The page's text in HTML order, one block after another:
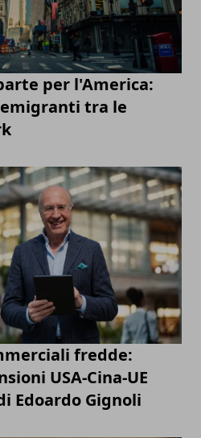
per l'America:
tra le
fredde:
USA-Cina-UE
Edoardo Gignoli